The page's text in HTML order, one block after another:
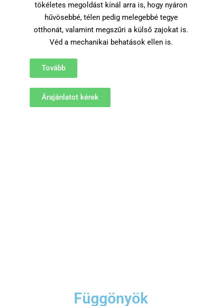
tökéletes megoldást kínál arra is, hogy nyáron
hűvösebbé, télen pedig melegebbé tegye
otthonát, valamint megszűri a külső zajokat is.
Véd a mechanikai behatások ellen is.
Tovább
Árajánlatot kérek
Függönyök